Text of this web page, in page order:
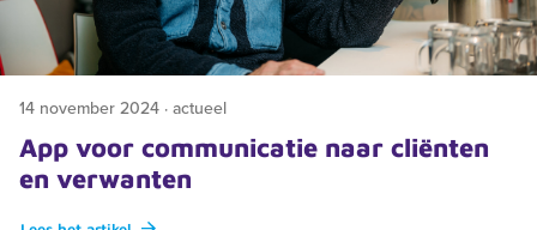
14 november 2024 · actueel
App voor communicatie naar cliënten
en verwanten